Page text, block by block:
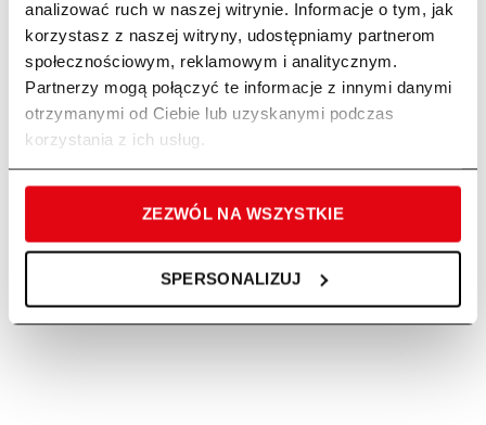
analizować ruch w naszej witrynie. Informacje o tym, jak
korzystasz z naszej witryny, udostępniamy partnerom
społecznościowym, reklamowym i analitycznym.
Partnerzy mogą połączyć te informacje z innymi danymi
otrzymanymi od Ciebie lub uzyskanymi podczas
korzystania z ich usług.
ZEZWÓL NA WSZYSTKIE
SPERSONALIZUJ
i komfortowy uchwyt tylny umożliwiają
wygodną i pewną pracę we wszystkich pozycjach roboczych.
Przezroczysty zbiornik oleju
Pełna kontrola napełnienia zbiornika.
Dzięki transparentnemu zbiornikowi
macie Państwo pełen podgląd na stan poziomu oleju. Olej może